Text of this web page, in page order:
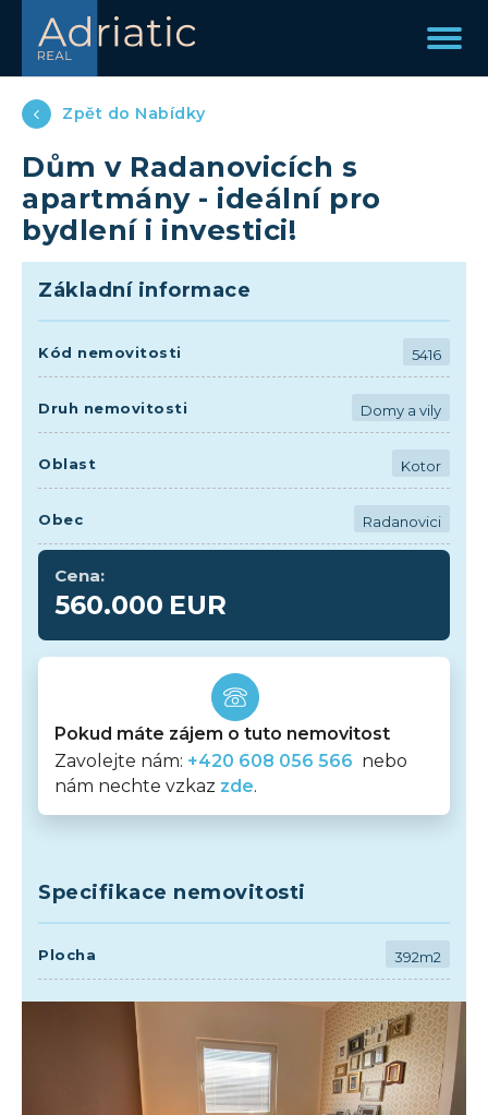
Zpět do Nabídky
Dům v Radanovicích s
apartmány - ideální pro
bydlení i investici!
Základní informace
Kód nemovitosti 5416
Druh nemovitosti Domy a vily
Oblast Kotor
Obec Radanovici
Cena:
560.000 EUR
Pokud máte zájem o tuto nemovitost
Zavolejte nám: +420 608 056 566 nebo
nám nechte vzkaz zde.
Specifikace nemovitosti
Plocha 392m2